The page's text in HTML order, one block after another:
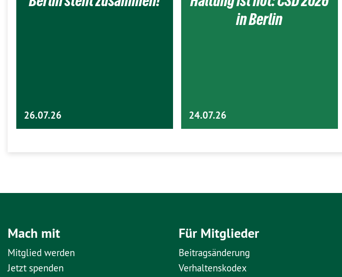
26.07.26
in Berlin
24.07.26
Mach mit
Mitglied werden
Jetzt spenden
Für Mitglieder
Beitragsänderung
Verhaltenskodex